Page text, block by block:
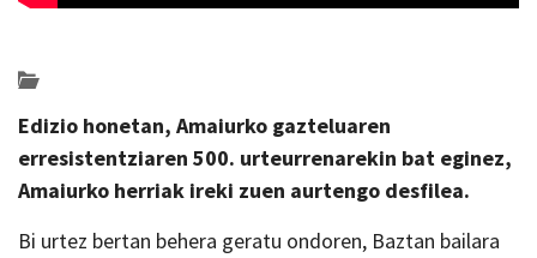
Edizio honetan, Amaiurko gazteluaren
erresistentziaren 500. urteurrenarekin bat eginez,
Amaiurko herriak ireki zuen aurtengo desfilea.
Bi urtez bertan behera geratu ondoren, Baztan bailara